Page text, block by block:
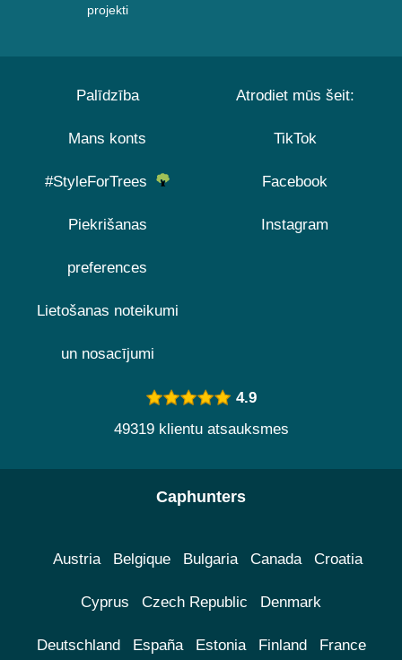
projekti
Palīdzība
Mans konts
#StyleForTrees
Piekrišanas
preferences
Lietošanas noteikumi
un nosacījumi
Atrodiet mūs šeit:
TikTok
Facebook
Instagram
4.9
49319 klientu atsauksmes
Caphunters
Austria Belgique Bulgaria Canada Croatia
Cyprus Czech Republic Denmark
Deutschland España Estonia Finland France